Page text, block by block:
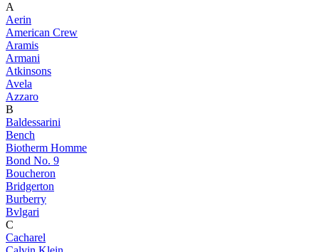
A
Aerin
American Crew
Aramis
Armani
Atkinsons
Avela
Azzaro
B
Baldessarini
Bench
Biotherm Homme
Bond No. 9
Boucheron
Bridgerton
Burberry
Bvlgari
C
Cacharel